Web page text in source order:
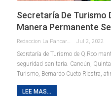
Secretaría De Turismo
Manera Permanente
Redaccion La Pancarta De Quintana Roo Jul 2, 2022
Secretaría de Turismo de Q.Roo
seguridad sanitaria. Cancún,
Turismo, Bernardo Cueto Riestra,
LEE MAS...